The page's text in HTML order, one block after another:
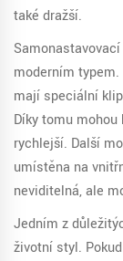
také dražší.
moderním
mají speciální
Díky tomu
rychlejší. Další
umístěna na
neviditelná, ale
Jedním z
životní styl.